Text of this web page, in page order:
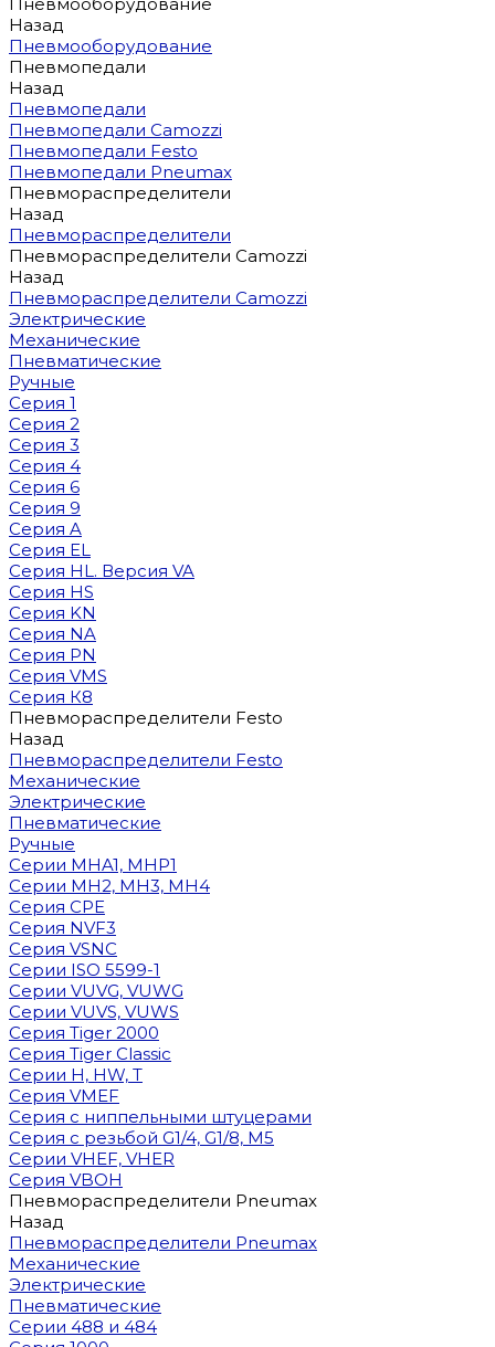
Назад
Пневмооборудование
Пневмопедали
Назад
Пневмопедали
Пневмопедали Camozzi
Пневмопедали Festo
Пневмопедали Pneumax
Пневмораспределители
Назад
Пневмораспределители
Пневмораспределители Camozzi
Назад
Пневмораспределители Camozzi
Электрические
Механические
Пневматические
Ручные
Серия 1
Серия 2
Серия 3
Серия 4
Серия 6
Серия 9
Серия A
Серия EL
Серия HL. Версия VA
Серия HS
Серия KN
Серия NA
Серия PN
Серия VMS
Серия К8
Пневмораспределители Festo
Назад
Пневмораспределители Festo
Механические
Электрические
Пневматические
Ручные
Cерии MHA1, MHP1
Cерии MH2, MH3, MH4
Cерия CPE
Серия NVF3
Серия VSNC
Серии ISO 5599-1
Серии VUVG, VUWG
Серии VUVS, VUWS
Серия Tiger 2000
Серия Tiger Classic
Серии H, HW, T
Серия VMEF
Серия с ниппельными штуцерами
Серия с резьбой G1/4, G1/8, М5
Серии VHEF, VHER
Серия VBOH
Пневмораспределители Pneumax
Назад
Пневмораспределители Pneumax
Механические
Электрические
Пневматические
Серии 488 и 484